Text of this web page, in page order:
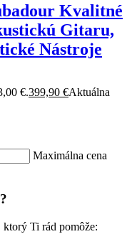
Kvalitné
Gitaru,
Nástroje
€.399,90 €Aktuálna
Maximálna cena
ktorý Ti rád pomôže: